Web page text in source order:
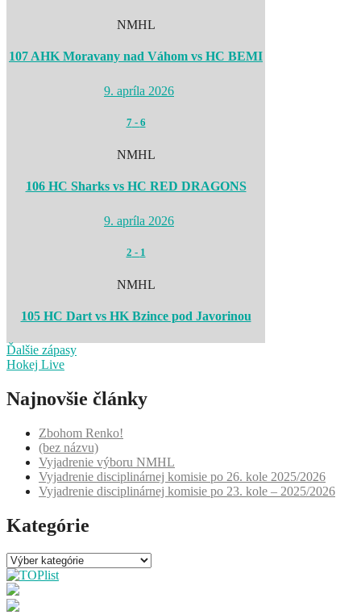
NMHL
107 AHK Moravany nad Váhom vs HC BEMI
9. apríla 2026
7- 6
NMHL
106 HC Sharks vs HC RED DRAGONS
9. apríla 2026
2 - 1
NMHL
105 HC Dart vs HK Bzince pod Javorinou
Ďalšie zápasy
Hokej Live
Najnovšie články
Zbohom Renko!
(bez názvu)
Vyjadrenie výboru NMHL
Vyjadrenie disciplinárnej komisie po 26. kole 2025/2026
Vyjadrenie disciplinárnej komisie po 23. kole – 2025/2026
Kategórie
Kategórie